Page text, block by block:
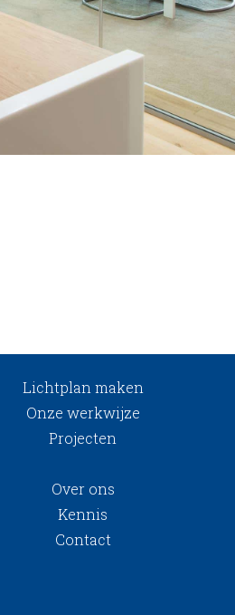
Lichtplan maken
Onze werkwijze
Projecten
Over ons
Kennis
Contact